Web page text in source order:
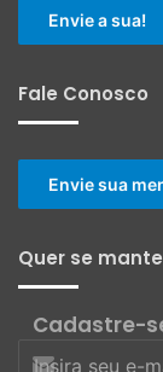
Envie a sua!
Fale Conosco
Envie sua
Quer se
Cadastre-